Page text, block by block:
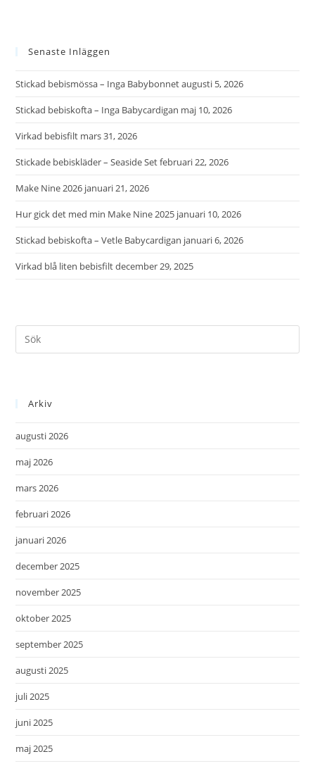
Senaste Inläggen
Stickad bebismössa – Inga Babybonnetaugusti 5, 2026
Stickad bebiskofta – Inga Babycardigan maj 10, 2026
Virkad bebisfilt mars 31, 2026
Stickade bebiskläder – Seaside Setfebruari 22, 2026
Make Nine 2026 januari 21, 2026
Hur gick det med min Make Nine 2025 januari 10, 2026
Stickad bebiskofta – Vetle Babycardigan januari 6, 2026
Virkad blå liten bebisfiltdecember 29, 2025
Arkiv
augusti 2026
maj 2026
mars 2026
februari 2026
januari 2026
december 2025
november 2025
oktober 2025
september 2025
augusti 2025
juli 2025
juni 2025
maj 2025